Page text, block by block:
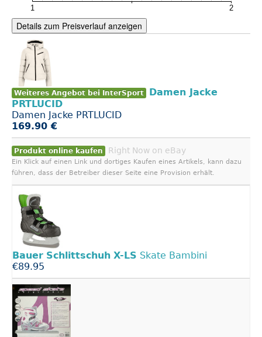
Details zum Preisverlauf anzeigen
Weiteres Angebot bei InterSport
Damen Jacke
PRTLUCID
Damen Jacke PRTLUCID
169.90 €
Produkt online kaufen Right Now on eBay
Ein Klick auf einen Link und dortiges Kaufen eines Artikels, kann dazu
führen, dass der Betreiber dieser Seite eine Provision erhält.
Bauer Schlittschuh X-LS Skate Bambini
€89.95